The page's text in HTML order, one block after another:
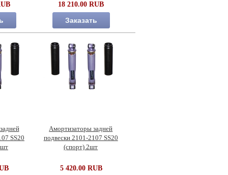
18 210.00 RUB
Заказать
SS20
Амортизаторы задней
подвески 2101-2107 SS20
(спорт) 2шт
5 420.00 RUB